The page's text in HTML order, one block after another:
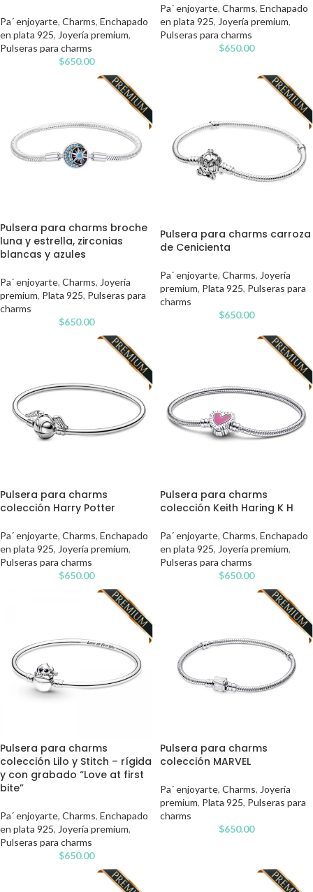
Pa´ enjoyarte, Charms, Enchapado
en plata 925, Joyería premium,
Pulseras para charms
$650.00
Pa´ enjoyarte, Charms, Enchapado
en plata 925, Joyería premium,
Pulseras para charms
$650.00
Pulsera para charms broche
luna y estrella, zirconias
blancas y azules
Pa´ enjoyarte, Charms, Joyería
premium, Plata 925, Pulseras para
charms
$650.00
Pulsera para charms carroza
de Cenicienta
Pa´ enjoyarte, Charms, Joyería
premium, Plata 925, Pulseras para
charms
$650.00
Pulsera para charms
colección Harry Potter
Pa´ enjoyarte, Charms, Enchapado
en plata 925, Joyería premium,
Pulseras para charms
$650.00
Pulsera para charms
colección Keith Haring K H
Pa´ enjoyarte, Charms, Enchapado
en plata 925, Joyería premium,
Pulseras para charms
$650.00
Pulsera para charms
colección Lilo y Stitch – rígida
y con grabado “Love at first
bite”
Pa´ enjoyarte, Charms, Enchapado
en plata 925, Joyería premium,
Pulseras para charms
$650.00
Pulsera para charms
colección MARVEL
Pa´ enjoyarte, Charms, Joyería
premium, Plata 925, Pulseras para
charms
$650.00